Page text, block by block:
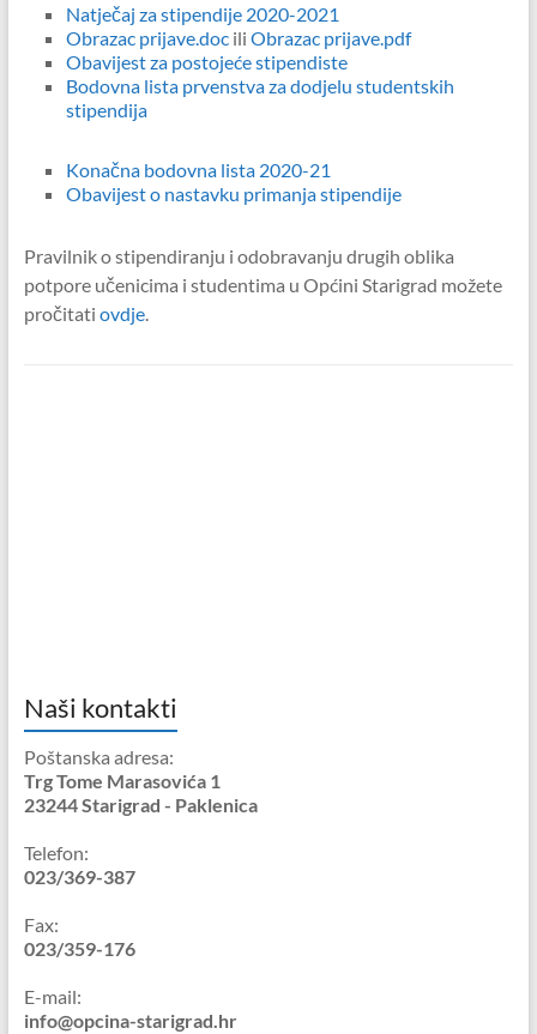
Natječaj za stipendije 2020-2021
Obrazac prijave.docili Obrazac prijave.pdf
Obavijest za postojeće stipendiste
Bodovna lista prvenstva za dodjelu studentskih
stipendija
Konačna bodovna lista 2020-21
Obavijest o nastavku primanja stipendije
Pravilnik o stipendiranju i odobravanju drugih oblika
potpore učenicima i studentima u Općini Starigrad možete
pročitati ovdje.
Naši kontakti
Poštanska adresa:
Trg Tome Marasovića 1
23244 Starigrad - Paklenica
Telefon:
023/369-387
Fax:
023/359-176
E-mail:
info@opcina-starigrad.hr